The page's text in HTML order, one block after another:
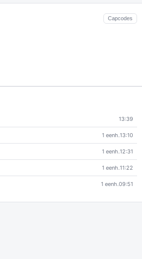
Capcodes
13:39
1 eenh.13:10
1 eenh.12:31
1 eenh.11:22
1 eenh.09:51